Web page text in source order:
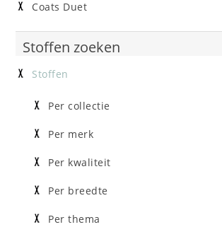
Coats Duet
Stoffen zoeken
Stoffen
Per collectie
Per merk
Per kwaliteit
Per breedte
Per thema